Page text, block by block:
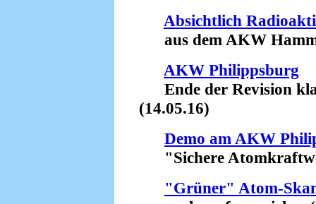
Absichtlich
aus dem AKW
AKW Philippsburg
Ende der Revision
(14.05.16)
Demo am AKW
"Sichere
"Grüner" Atom-